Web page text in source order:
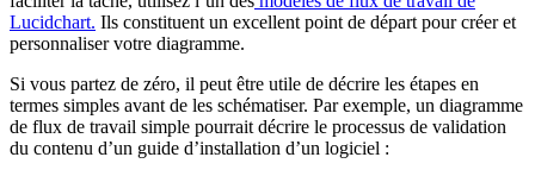
Lucidchart. Ils constituent un excellent point de départ pour créer et
personnaliser votre diagramme.
Si vous partez de zéro, il peut être utile de décrire les étapes en
termes simples avant de les schématiser. Par exemple, un diagramme
de flux de travail simple pourrait décrire le processus de validation
du contenu d’un guide d’installation d’un logiciel :